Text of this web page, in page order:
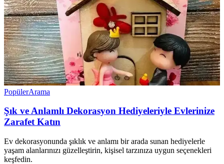
PopülerArama
Şık ve Anlamlı Dekorasyon Hediyeleriyle Evlerinize
Zarafet Katın
Ev dekorasyonunda şıklık ve anlamı bir arada sunan hediyelerle
yaşam alanlarınızı güzelleştirin, kişisel tarzınıza uygun seçenekleri
keşfedin.